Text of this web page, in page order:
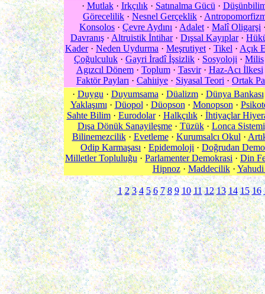
· Mutlak· Irkçılık· Satınalma Gücü ·
Görecelilik · Nesnel Gerçeklik ·
Konsolos · Çevre Aydını · Adalet · Malî Oligarşi
Davranış · Altruistik İntihar· Dışsal Kayıplar·
Kader· Neden Uydurma · Meşrutiyet · Tikel · Açık
Çoğulculuk · Gayri İradî İşsizlik · Sosyoloji · Milis
Agızcıl Dönem· Toplum· Tasvir· Haz-Acı İlkesi
Faktör Payları · Cahiıiye · Siyasal Teori · Ortak
· Duygu · Duyumsama · Düalizm· Dünya Bankası
Yaklaşımı · Düopol · Düopson · Monopson ·
Sahte Bilim· Eurodolar· Halkçılık· İhtiyaçlar
Dışa Dönük Sanayileşme· Tüzük· Lonca Sistemi
Bilinemezcilik· Evetleme· Kurumsalcı Okul ·
Odip Karmaşası · Epidemoloji · Doğrudan
Milletler Topluluğu · Parlamenter Demokrasi · Din
Hipnoz· Maddecilik· Yahudi
1 2 3 4 5 6 7 8 9 10 11 12 13 14 15 16